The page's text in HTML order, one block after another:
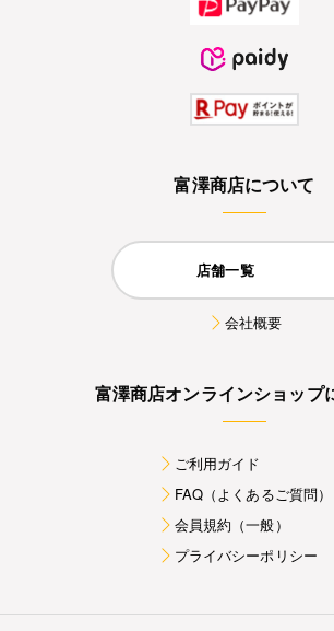
富澤商店について
店舗一覧
会社概要
富澤商店オンラインショップ
ご利用ガイド
FAQ（よくあるご質問）
会員規約（一般）
プライバシーポリシー